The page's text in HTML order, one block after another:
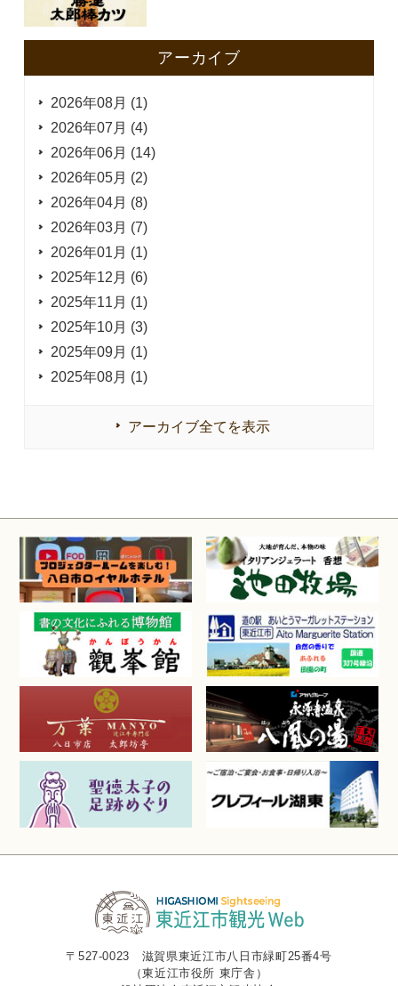
アーカイブ
2026年08月 (1)
2026年07月 (4)
2026年06月 (14)
2026年05月 (2)
2026年04月 (8)
2026年03月 (7)
2026年01月 (1)
2025年12月 (6)
2025年11月 (1)
2025年10月 (3)
2025年09月 (1)
2025年08月 (1)
アーカイブ全てを表示
〒527-0023 滋賀県東近江市八日市緑町25番4号
（東近江市役所 東庁舎）